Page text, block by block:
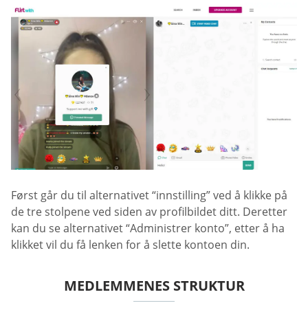
Først går du til alternativet “innstilling” ved å klikke på
de tre stolpene ved siden av profilbildet ditt. Deretter
kan du se alternativet “Administrer konto”, etter å ha
klikket vil du få lenken for å slette kontoen din.
MEDLEMMENES STRUKTUR